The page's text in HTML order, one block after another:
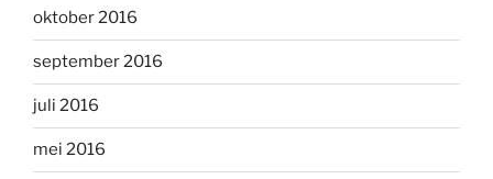
oktober 2016
september 2016
juli 2016
mei 2016